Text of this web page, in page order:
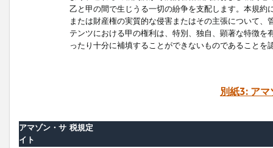
乙と甲の間で生じうる一切の紛争を支配します。本規
または財産権の実質的な侵害またはその主張について
テンツにおける甲の権利は、特別、独自、顕著な特徴
ったり十分に補填することができないものであることを
別紙3: ア
アマゾン・サ
イト
税規定